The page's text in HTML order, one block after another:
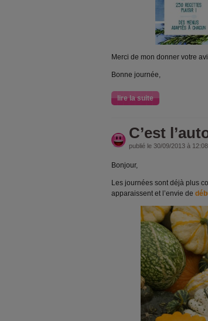
Merci de mon donner votre
Bonne journée,
lire la suite
C’est
publié le 30/09/2013 à 12:08
Bonjour,
Les journées sont déjà plus
apparaissent et l’envie de